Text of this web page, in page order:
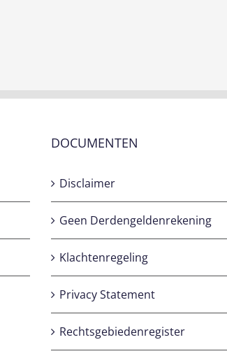
DOCUMENTEN
Disclaimer
Geen Derdengeldenrekening
Klachtenregeling
Privacy Statement
Rechtsgebiedenregister